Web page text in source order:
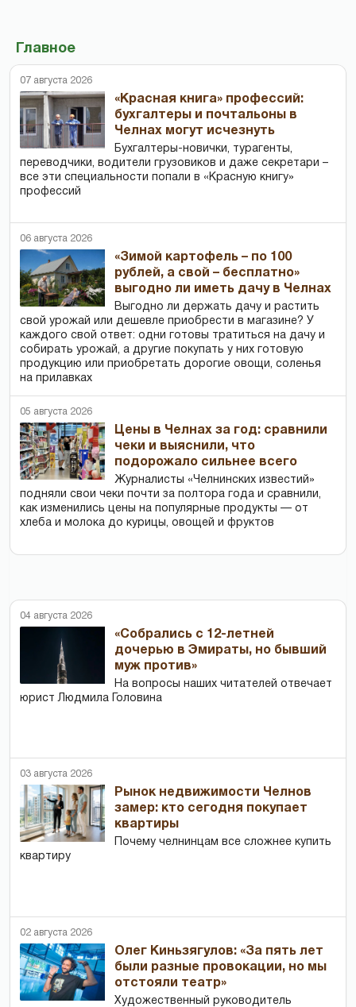
Главное
07 августа 2026
«Красная книга» профессий:
бухгалтеры и почтальоны в
Челнах могут исчезнуть
Бухгалтеры-новички, тур­агенты,
переводчики, водители грузовиков и даже секретари –
все эти специальности попали в «Красную книгу»
профессий
06 августа 2026
«Зимой картофель – по 100
рублей, а свой – бесплатно»
выгодно ли иметь дачу в Челнах
Выгодно ли держать дачу и растить
свой урожай или дешевле приобрести в магазине? У
каждого свой ответ: одни готовы тратиться на дачу и
собирать урожай, а другие покупать у них готовую
продукцию или приобретать дорогие овощи, соленья
на прилавках
05 августа 2026
Цены в Челнах за год: сравнили
чеки и выяснили, что
подорожало сильнее всего
Журналисты «Челнинских известий»
подняли свои чеки почти за полтора года и сравнили,
как изменились цены на популярные продукты — от
хлеба и молока до курицы, овощей и фруктов
04 августа 2026
«Собрались с 12-летней
дочерью в Эмираты, но бывший
муж против»
На вопросы наших читателей отвечает
юрист Людмила Головина
03 августа 2026
Рынок недвижимости Челнов
замер: кто сегодня покупает
квартиры
Почему челнинцам все сложнее купить
квартиру
02 августа 2026
Олег Киньзягулов: «За пять лет
были разные провокации, но мы
отстояли театр»
Художественный руководитель